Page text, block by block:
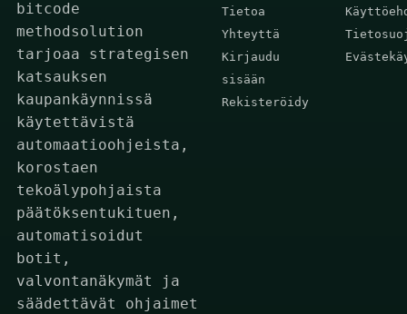
bitcode
methodsolution
tarjoaa strategisen
katsauksen
kaupankäynnissä
käytettävistä
automaatioohjeista,
korostaen
tekoälypohjaista
päätöksentukituen,
automatisoidut
botit,
valvontanäkymät ja
säädettävät ohjaimet
Tietoa
Yhteyttä
Kirjaudu
sisään
Rekisteröidy